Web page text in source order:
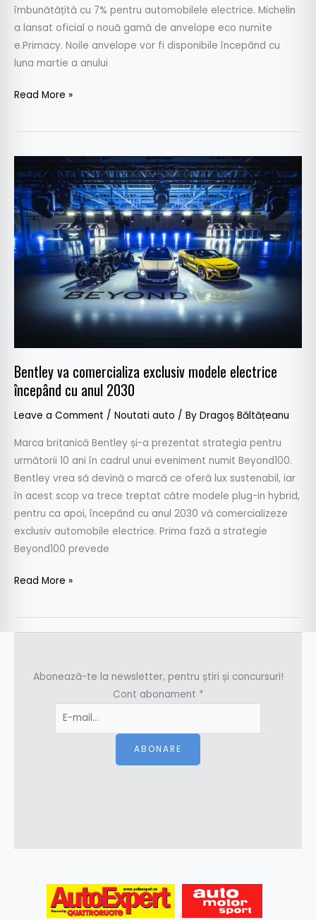
îmbunătățită cu 7% pentru automobilele electrice. Michelin
a lansat oficial o nouă gamă de anvelope eco numite
e.Primacy. Noile anvelope vor fi disponibile începând cu
luna martie a anului
Read More »
Bentley va comercializa exclusiv modele electrice
începând cu anul 2030
Leave a Comment / Noutati auto / By Dragoș Băltățeanu
Marca britanică Bentley și-a prezentat strategia pentru
următorii 10 ani în cadrul unui eveniment numit Beyond100.
Bentley vrea să devină o marcă ce oferă lux sustenabil, iar
în acest scop va trece treptat către modele plug-in hybrid,
pentru ca apoi, începând cu anul 2030 vă comercializeze
exclusiv automobile electrice. Prima fază a strategie
Beyond100 prevede
Bentley
va
comercializa
exclusiv
modele
electrice
începând
Read More »
Abonează-te la newsletter, pentru știri și concursuri!
Cont abonament *
ABONARE